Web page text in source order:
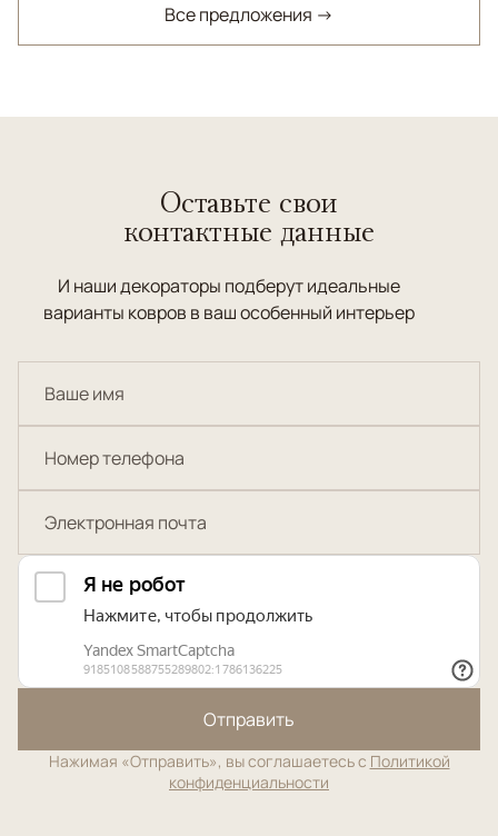
Все предложения →
Оставьте свои
контактные данные
И наши декораторы подберут идеальные
варианты ковров в ваш особенный интерьер
Отправить
Нажимая «Отправить», вы соглашаетесь с Политикой
конфиденциальности